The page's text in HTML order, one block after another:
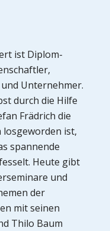
ist Diplom-
Unternehmer.
durch die Hilfe
Frädrich die
ist,
spannende
Heute gibt
und
der
mit seinen
Thilo Baum